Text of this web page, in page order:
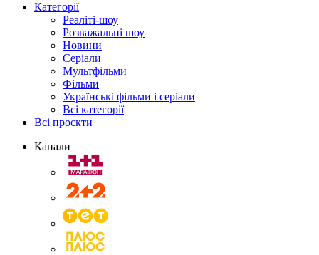
Категорії
Реаліті-шоу
Розважальні шоу
Новини
Серіали
Мультфільми
Фільми
Українські фільми і серіали
Всі категорії
Всі проєкти
Канали